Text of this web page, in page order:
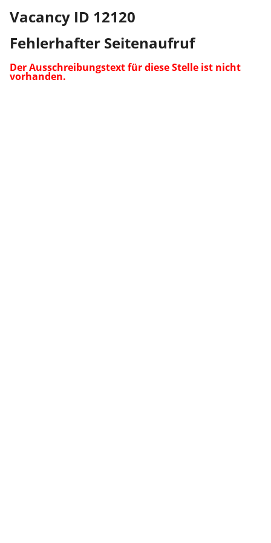
Vacancy ID 12120
Fehlerhafter Seitenaufruf
Der Ausschreibungstext für diese Stelle ist nicht
vorhanden.